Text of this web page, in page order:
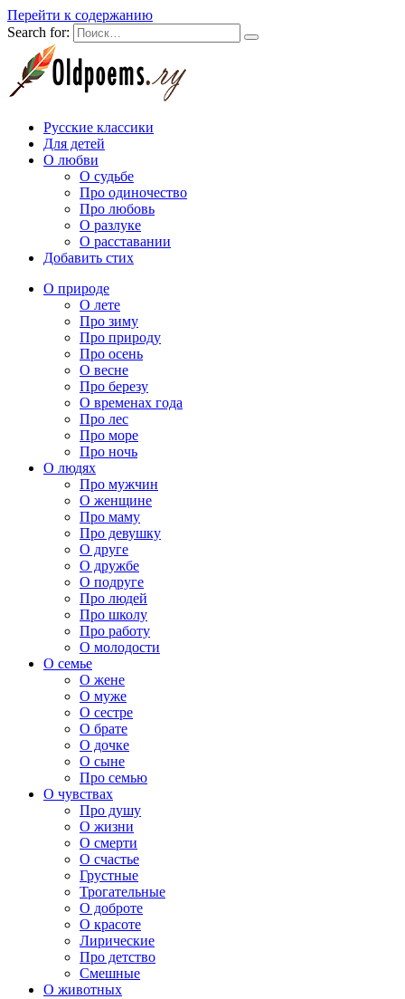
Перейти к содержанию
Search for:
Русские классики
Для детей
О любви
О судьбе
Про одиночество
Про любовь
О разлуке
О расставании
Добавить стих
О природе
О лете
Про зиму
Про природу
Про осень
О весне
Про березу
О временах года
Про лес
Про море
Про ночь
О людях
Про мужчин
О женщине
Про маму
Про девушку
О друге
О дружбе
О подруге
Про людей
Про школу
Про работу
О молодости
О семье
О жене
О муже
О сестре
О брате
О дочке
О сыне
Про семью
О чувствах
Про душу
О жизни
О смерти
О счастье
Грустные
Трогательные
О доброте
О красоте
Лирические
Про детство
Смешные
О животных